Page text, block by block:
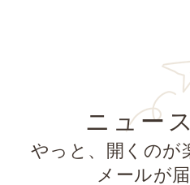
ニュー
やっと、開くのが
メールが